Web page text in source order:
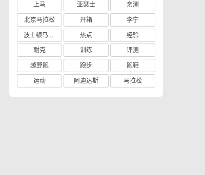
上马
亚瑟士
亲测
北京马拉松
开箱
李宁
波士顿马拉松
热点
经验
耐克
训练
评测
越野跑
跑步
跑鞋
运动
阿迪达斯 马拉松